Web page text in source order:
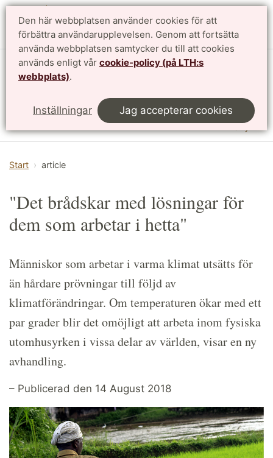
Den här webbplatsen använder cookies för att
förbättra användarupplevelsen. Genom att fortsätta
använda webbplatsen samtycker du till att cookies
används enligt vår cookie-policy (på LTH:s
webbplats).
Inställningar Jag accepterar cookies
Institutionen för designvetenskaper
LTH, Lunds Tekniska Högskola
Meny
Start article
"Det brådskar med lösningar för
dem som arbetar i hetta"
Människor som arbetar i varma klimat utsätts för
än hårdare prövningar till följd av
klimatförändringar. Om temperaturen ökar med ett
par grader blir det omöjligt att arbeta inom fysiska
utomhusyrken i vissa delar av världen, visar en ny
avhandling.
– Publicerad den 14 August 2018